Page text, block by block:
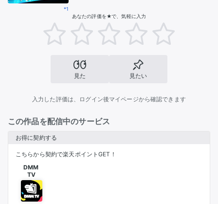
*1
あなたの評価を★で、気軽に入力
見た 見たい
入力した評価は、ログイン後マイページから確認できます
この作品を配信中のサービス
お得に契約する
こちらから契約で楽天ポイントGET！
DMM
TV